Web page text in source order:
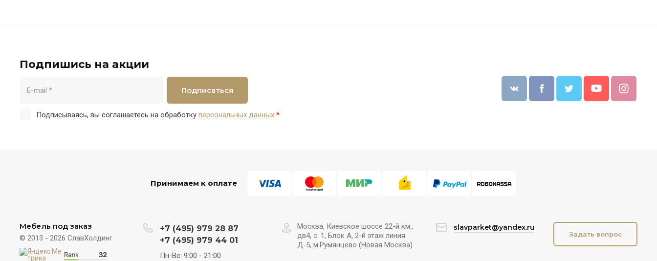
Подпишись на акции
Подписываясь, вы соглашаетесь на обработку персональных данных *
Подписаться
Принимаем к оплате
Мебель под заказ
© 2013 - 2026 СлавХолдинг
+7 (495) 979 28 87
+7 (495) 979 44 01
Пн-Вс: 9:00 - 21:00
Москва, Киевское шоссе 22-й км.,
дв4, с. 1, Блок А, 2-й этаж линия
Д-5, м.Румянцево (Новая Москва)
slavparket@yandex.ru
Задать вопрос